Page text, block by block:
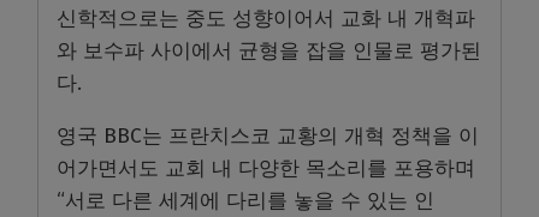
신학적으로는 중도 성향이어서 교화 내 개혁파
와 보수파 사이에서 균형을 잡을 인물로 평가된
다.
영국 BBC는 프란치스코 교황의 개혁 정책을 이
어가면서도 교회 내 다양한 목소리를 포용하며
“서로 다른 세계에 다리를 놓을 수 있는 인